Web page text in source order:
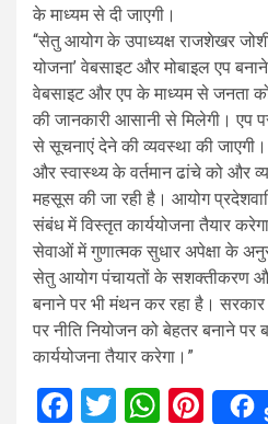
के माध्यम से दी जाएगी।
“सेतु आयोग के उपाध्यक्ष राजशेखर
योजना’ वेबसाइट और मोबाइल एप
वेबसाइट और एप के माध्यम से जनता
की जानकारी आसानी से मिलेगी। एप
से सूचनाएं देने की व्यवस्था की जाएगी।
और स्वास्थ्य के वर्तमान ढांचे को और
महसूस की जा रही है। आयोग
संबंध में विस्तृत कार्ययोजना तैयार
सेवाओं में गुणात्मक सुधार अपेक्षा के
सेतु आयोग पंचायतों के सशक्तीकरण और
बनाने पर भी मंथन कर रहा है।
पर नीति नियोजन को बेहतर बनाने
कार्ययोजना तैयार करेगा।”
Facebook
Twitter